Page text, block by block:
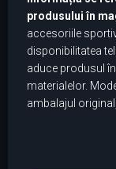
produsului în
accesoriile
disponibilitatea
aduce produsul
materialelor.
ambalajul